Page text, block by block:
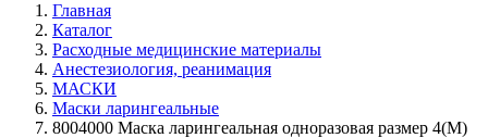
Главная
Каталог
Расходные медицинские материалы
Анестезиология, реанимация
МАСКИ
Маски ларингеальные
8004000 Маска ларингеальная одноразовая размер 4(M)